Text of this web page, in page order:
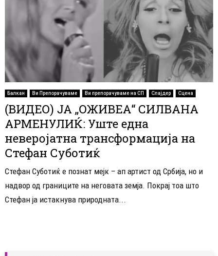
Балкан Ви Препорачуваме Ви препорачуваме на СП Слајдер Сцена
(ВИДЕО) ЈА „ОЖИВЕА“ СИЛВАНА
АРМЕНУЛИЌ: Уште една
неверојатна трансформација на
Стефан Суботиќ
Стефан Суботиќ е познат мејк – ап артист од Србија, но и
надвор од границите на неговата земја. Покрај тоа што
Стефан ја истакнува природната...